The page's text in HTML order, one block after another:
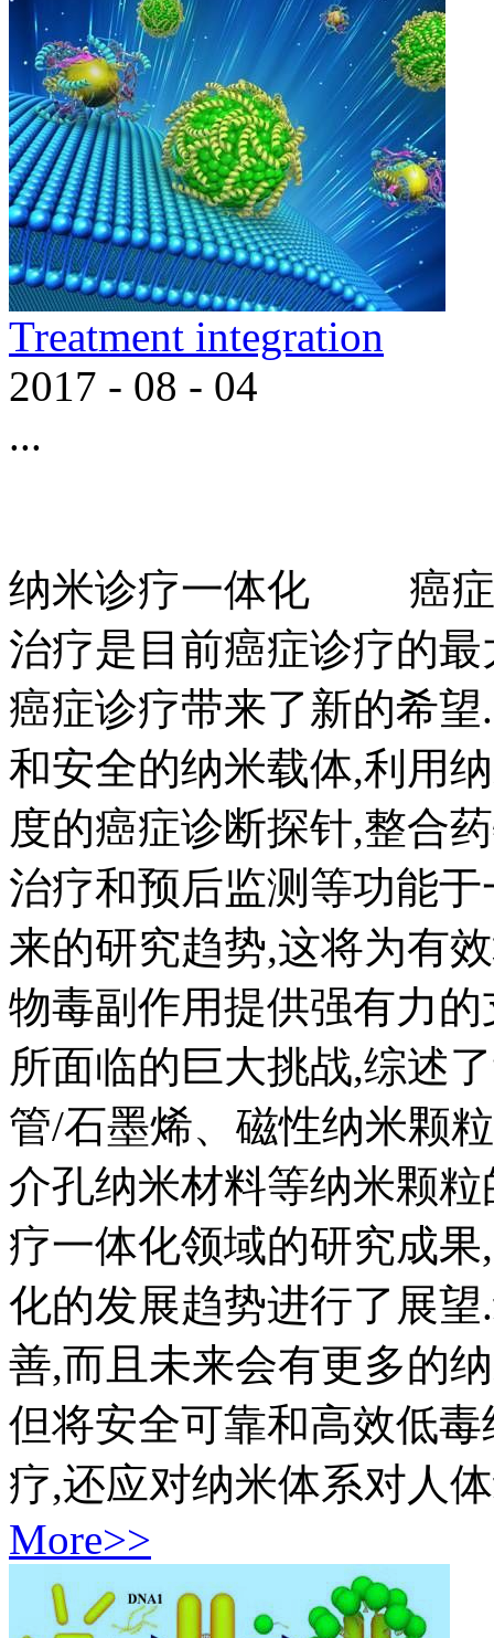
Treatment integration
2017 - 08 - 04
...
纳米诊疗一体化 癌症
治疗是目前癌症诊疗的
癌症诊疗带来了新的希
和安全的纳米载体,利用
度的癌症诊断探针,整合
治疗和预后监测等功能
来的研究趋势,这将为有
物毒副作用提供强有力
所面临的巨大挑战,综述
管/石墨烯、磁性纳米颗
介孔纳米材料等纳米颗
疗一体化领域的研究成
化的发展趋势进行了展
善,而且未来会有更多的
但将安全可靠和高效低
疗,还应对纳米体系对人
More>>